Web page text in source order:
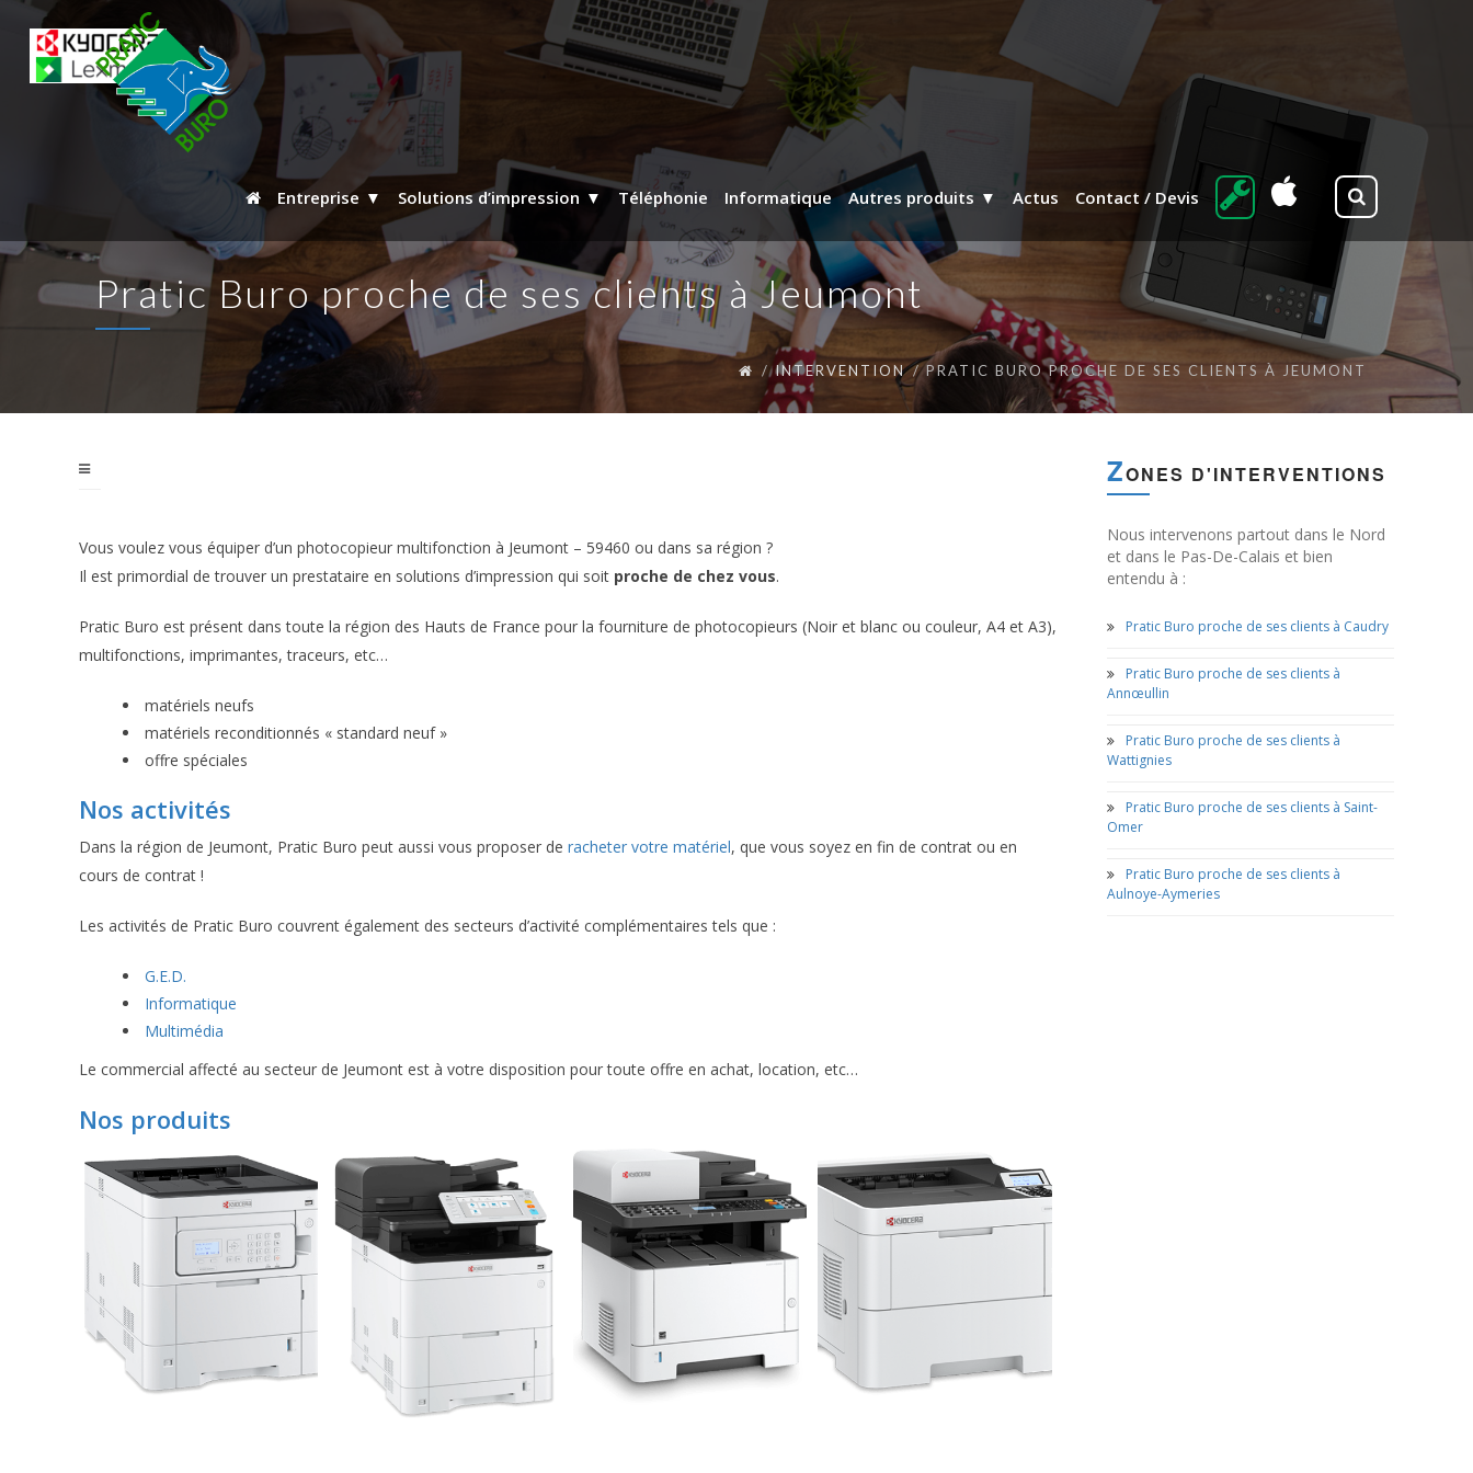
Entreprise Solutions d’impression Téléphonie Informatique Autres produits Actus Contact / Devis
Pratic Buro proche de ses clients à Jeumont
INTERVENTION PRATIC BURO PROCHE DE SES CLIENTS À JEUMONT
Vous voulez vous équiper d’un photocopieur multifonction à Jeumont – 59460 ou dans sa région ?
Il est primordial de trouver un prestataire en solutions d’impression qui soit proche de chez vous.
Pratic Buro est présent dans toute la région des Hauts de France pour la fourniture de photocopieurs (Noir et blanc ou couleur, A4 et A3),
multifonctions, imprimantes, traceurs, etc…
matériels neufs
matériels reconditionnés « standard neuf »
offre spéciales
Nos activités
Dans la région de Jeumont, Pratic Buro peut aussi vous proposer de racheter votre matériel, que vous soyez en fin de contrat ou en
cours de contrat !
Les activités de Pratic Buro couvrent également des secteurs d’activité complémentaires tels que :
G.E.D.
Informatique
Multimédia
Le commercial affecté au secteur de Jeumont est à votre disposition pour toute offre en achat, location, etc…
Nos produits
ZONES D'INTERVENTIONS
Nous intervenons partout dans le Nord
et dans le Pas-De-Calais et bien
entendu à :
Pratic Buro proche de ses clients à Caudry
Pratic Buro proche de ses clients à
Annœullin
Pratic Buro proche de ses clients à
Wattignies
Pratic Buro proche de ses clients à Saint-
Omer
Pratic Buro proche de ses clients à
Aulnoye-Aymeries